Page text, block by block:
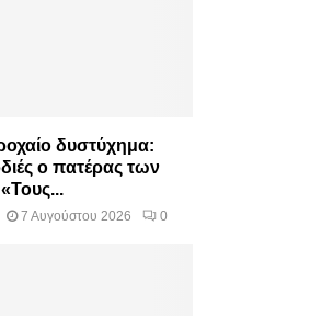
δυστύχημα:
ο πατέρας των
7 Αυγούστου 2026 0